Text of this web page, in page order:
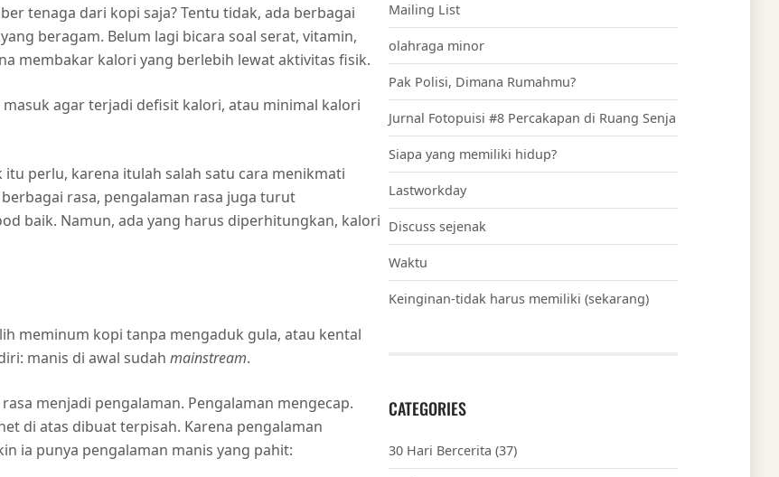
tenaga dari kopi saja? Tentu tidak, ada berbagai
beragam. Belum lagi bicara soal serat, vitamin,
membakar kalori yang berlebih lewat aktivitas fisik.
agar terjadi defisit kalori, atau minimal kalori
perlu, karena itulah salah satu cara menikmati
rasa, pengalaman rasa juga turut
baik. Namun, ada yang harus diperhitungkan, kalori
meminum kopi tanpa mengaduk gula, atau kental
manis di awal sudah mainstream.
menjadi pengalaman. Pengalaman mengecap.
di atas dibuat terpisah. Karena pengalaman
ia punya pengalaman manis yang pahit:
Mailing List
olahraga minor
Pak Polisi, Dimana Rumahmu?
Jurnal Fotopuisi #8 Percakapan di Ruang Senja
Siapa yang memiliki hidup?
Lastworkday
Discuss sejenak
Waktu
Keinginan-tidak harus memiliki (sekarang)
CATEGORIES
30 Hari Bercerita (37)